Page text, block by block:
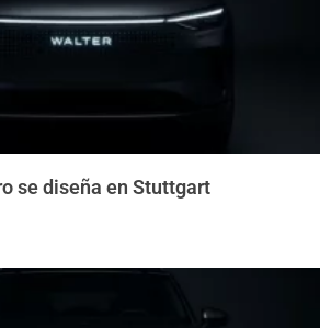
se diseña en Stuttgart